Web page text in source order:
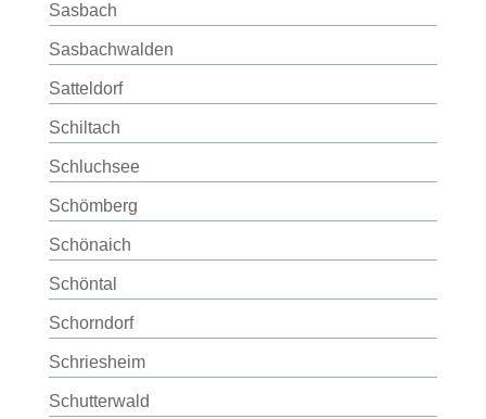
Sasbach
Sasbachwalden
Satteldorf
Schiltach
Schluchsee
Schömberg
Schönaich
Schöntal
Schorndorf
Schriesheim
Schutterwald